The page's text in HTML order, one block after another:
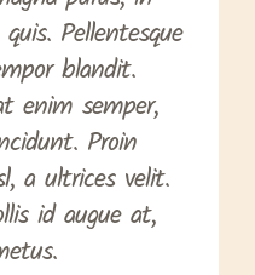
Pellentesque
blandit.
enim semper,
Proin
a ultrices velit.
id augue at,